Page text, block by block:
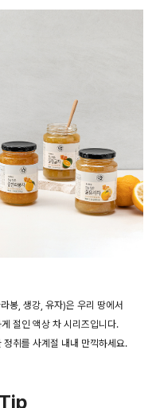
봉, 생강, 유자)은 우리 땅에서
절인 액상 차 시리즈입니다.
취를 사계절 내내 만끽하세요.